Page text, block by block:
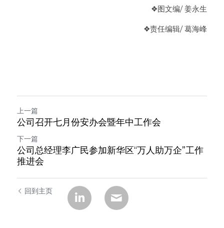
❖图文编/ 姜永生
❖责任编辑/ 葛海峰
上一篇
公司召开七月份安办会暨年中工作会
下一篇
公司总经理李广民参加新华区“万人助万企”工作
推进会
回到主页